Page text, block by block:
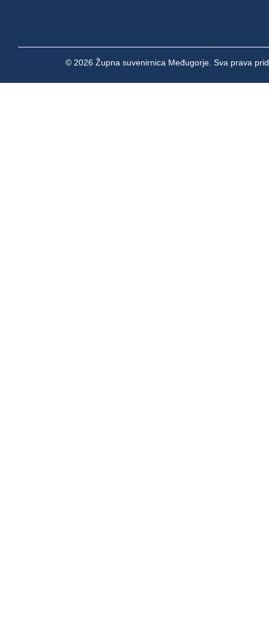
© 2026 Župna suvenirnica Međugorje. Sva prava